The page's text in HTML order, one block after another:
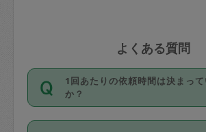
よくある質問
1回あたりの依頼時間は決まっ
か？
依頼1回につき3時間固定です